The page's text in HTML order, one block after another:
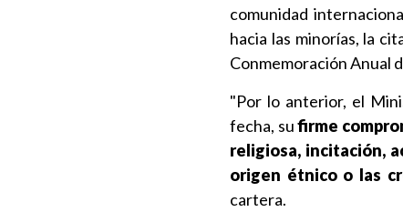
comunidad
hacia las minorías, la
Conmemoración Anual
"Por lo anterior, el
fecha, sufirme
religiosa, incitación,
origen étnico o las
cartera.